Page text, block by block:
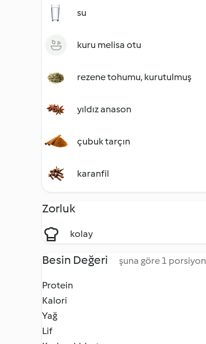
su
kuru melisa otu
rezene tohumu, kurutulmuş
yıldız anason
çubuk tarçın
karanfil
Zorluk
kolay
Besin Değeri şuna göre 1 porsiyon
Protein
Kalori
Yağ
Lif